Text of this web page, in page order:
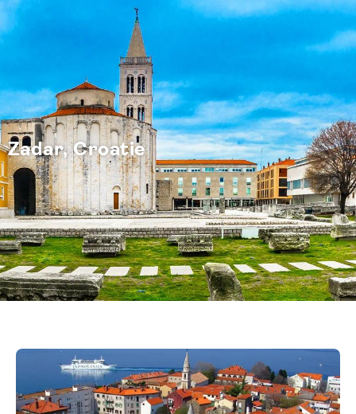
Zadar, Croatie